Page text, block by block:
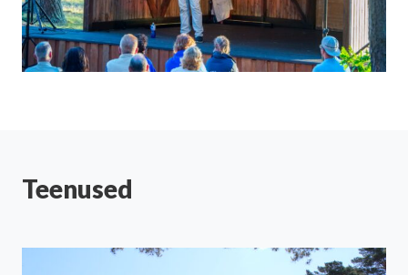
Teenused